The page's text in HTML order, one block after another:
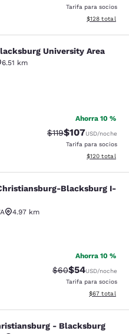
Tarifa para socios
Ver detalles
$128 total
University
University Area
6.51 km
estrellas. Excelente. 1846 reseñas
Ahorra 10 %
Precio tachado:
$119Precio con
$107USD/noche
Tarifa para socios
Ver detalles
$120 total
Blacksburg I-
4.97 km
estrellas. Bueno. 883 reseñas
Ahorra 10 %
Precio tachado:
$60Precio con
$54USD/noche
Tarifa para socios
Ver detalles
$67 total
-
- Blacksburg